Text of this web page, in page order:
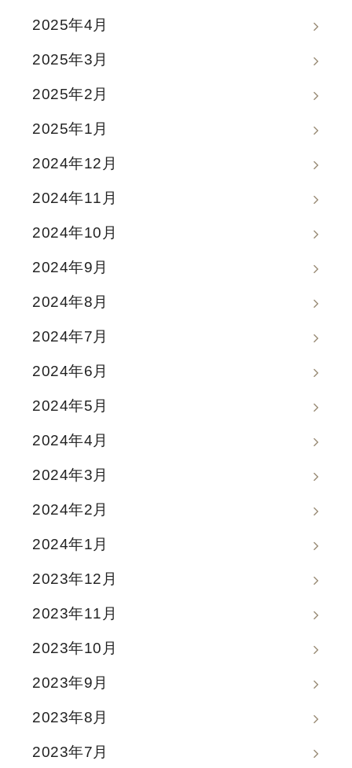
2025年4月
2025年3月
2025年2月
2025年1月
2024年12月
2024年11月
2024年10月
2024年9月
2024年8月
2024年7月
2024年6月
2024年5月
2024年4月
2024年3月
2024年2月
2024年1月
2023年12月
2023年11月
2023年10月
2023年9月
2023年8月
2023年7月